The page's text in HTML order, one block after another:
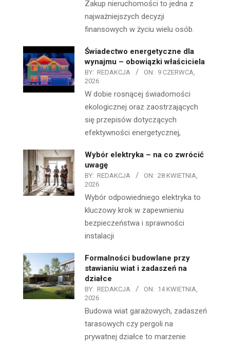
Zakup nieruchomości to jedna z
najważniejszych decyzji
finansowych w życiu wielu osób.
Świadectwo energetyczne dla
wynajmu – obowiązki właściciela
BY: REDAKCJA ON: 9 CZERWCA,
2026
W dobie rosnącej świadomości
ekologicznej oraz zaostrzających
się przepisów dotyczących
efektywności energetycznej,
Wybór elektryka – na co zwrócić
uwagę
BY: REDAKCJA ON: 28 KWIETNIA,
2026
Wybór odpowiedniego elektryka to
kluczowy krok w zapewnieniu
bezpieczeństwa i sprawności
instalacji
Formalności budowlane przy
stawianiu wiat i zadaszeń na
działce
BY: REDAKCJA ON: 14 KWIETNIA,
2026
Budowa wiat garażowych, zadaszeń
tarasowych czy pergoli na
prywatnej działce to marzenie